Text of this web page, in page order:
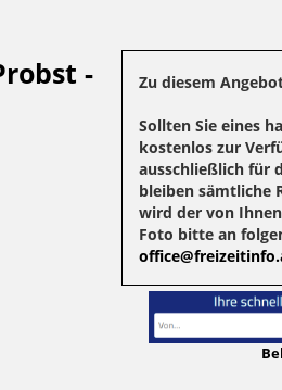
-
Zu diesem
Sollten Sie eines
kostenlos zur
ausschließlich für
bleiben sämtliche
wird der von Ihnen
Foto bitte an